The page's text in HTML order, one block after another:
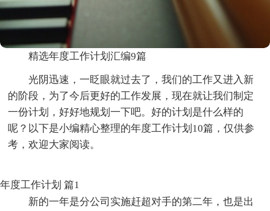
精选年度工作计划汇编9篇
光阴迅速，一眨眼就过去了，我们的工作又进入新
的阶段，为了今后更好的工作发展，现在就让我们制定
一份计划，好好地规划一下吧。好的计划是什么样的
呢？以下是小编精心整理的年度工作计划10篇，仅供参
考，欢迎大家阅读。
年度工作计划 篇1
新的一年是分公司实施赶超对手的第二年，也是出